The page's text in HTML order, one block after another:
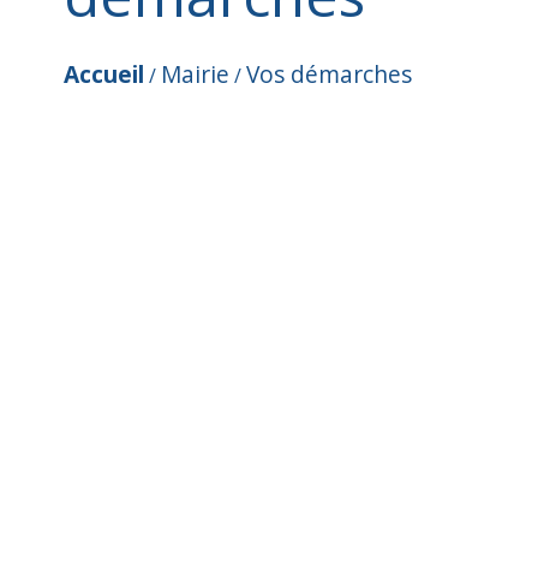
Accueil / Mairie /Vos démarches